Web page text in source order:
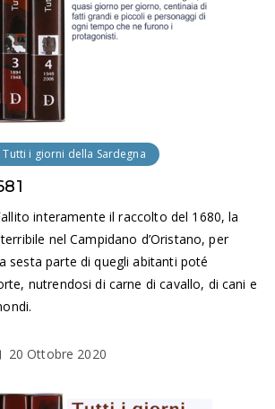
Tutti i giorni della Sardegna
interamente il raccolto del 1680, la
nel Campidano d’Oristano, per
sesta parte di quegli abitanti poté
nutrendosi di carne di cavallo, di cani e
20 Ottobre 2020